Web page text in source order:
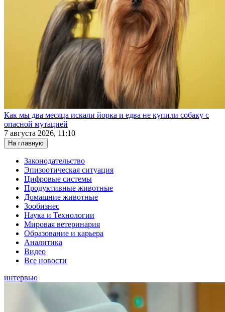
Как мы два месяца искали йорка и едва не купили собаку с
опасной мутацией
7 августа 2026, 11:10
На главную
Законодательство
Эпизоотическая ситуация
Цифровые системы
Продуктивные животные
Домашние животные
Зообизнес
Наука и Технологии
Мировая ветеринария
Образование и карьера
Аналитика
Видео
Все новости
интервью